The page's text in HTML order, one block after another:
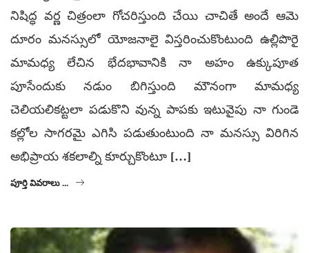
నిషిద్ధ వర్ణ చిత్రంలా గోచరిస్తుంది చేయి చాచితే అందే ఆమె
దూరం మనస్సులో యోజనాలై విస్తరించుకొంటుంది ఉల్లిపొరై
మామధ్య లేచిన భేదభావానికి నా అహం ఉక్కుపూత
పూసేందుకు నడుం బిగిస్తుంది మౌనంగా మామధ్య
చెలియలికట్టలా పడుకొని వున్న పాపకు ఇటువైపు నా గుండె
కల్లోల సాగరమై ఎగిసి పడుతుంటుంది నా మనస్సు విరిగిన
అభిప్రాయ శకలాల్ని కూర్చుకొంటూ […]
పూర్తి వివరాలు ...